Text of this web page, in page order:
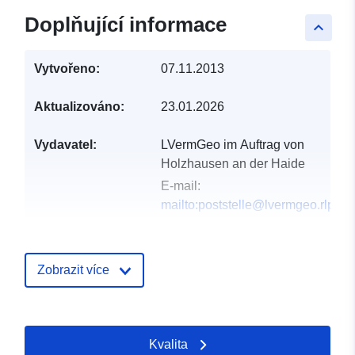
keyboard_arrow_up
Doplňující informace
Vytvořeno: 07.11.2013
Aktualizováno: 23.01.2026
Vydavatel:
LVermGeo im Auftrag von
Holzhausen an der Haide
E-mail:
mailto:poststelle@lvermgeo.rlp.de
záznam:
Souřadnice:
Zobrazit více
Kvalita